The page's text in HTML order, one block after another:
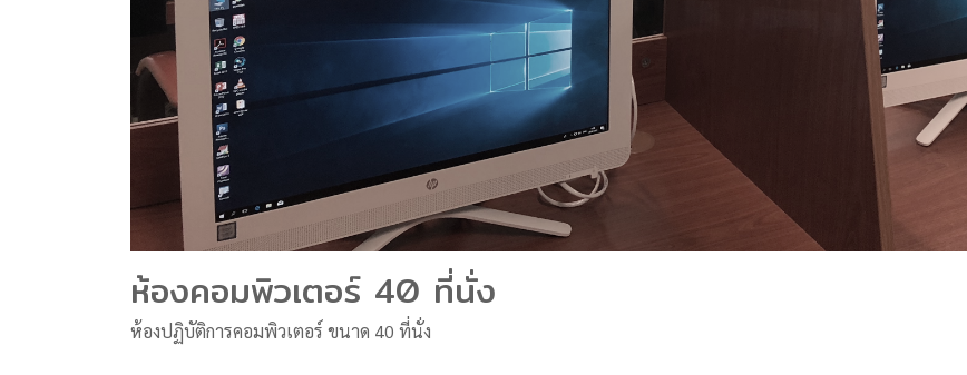
ห้องคอมพิวเตอร์ 40 ที่นั่ง
ห้องปฏิบัติการคอมพิวเตอร์ ขนาด 40 ที่นั่ง